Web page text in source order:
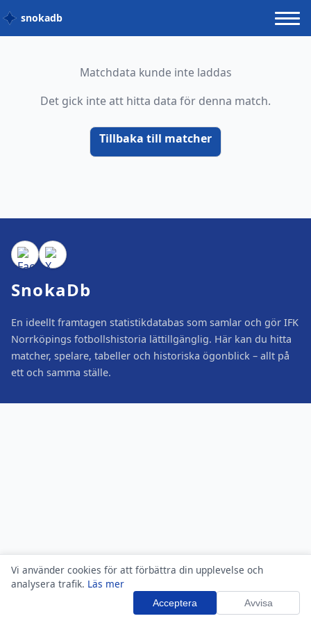
Vi använder cookies för att förbättra din upplevelse och
analysera trafik. Läs mer
Acceptera Avvisa
snokadb
Matchdata kunde inte laddas
Det gick inte att hitta data för denna match.
Tillbaka till matcher
SnokaDb
En ideellt framtagen statistikdatabas som samlar och gör IFK
Norrköpings fotbollshistoria lättillgänglig. Här kan du hitta
matcher, spelare, tabeller och historiska ögonblick – allt på
ett och samma ställe.